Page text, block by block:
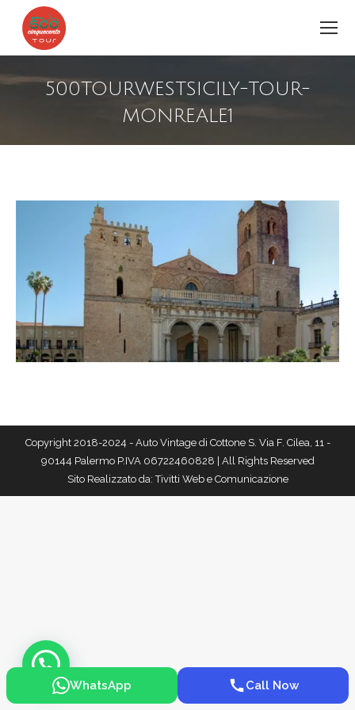
500TOURWESTSICILY-TOUR-
MONREALE1
Copyright 2018-2024 - Auto Vintage di Cottone S. Via F. Cilea, 11 -
90144 Palermo P.IVA 06722460828 | All Rights Reserved
Sito Realizzato da:Tivitti Web e Comunicazione
WhatsApp Call Now